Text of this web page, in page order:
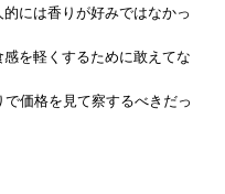
には香りが好みではなかっ
を軽くするために敢えてな
価格を見て察するべきだっ